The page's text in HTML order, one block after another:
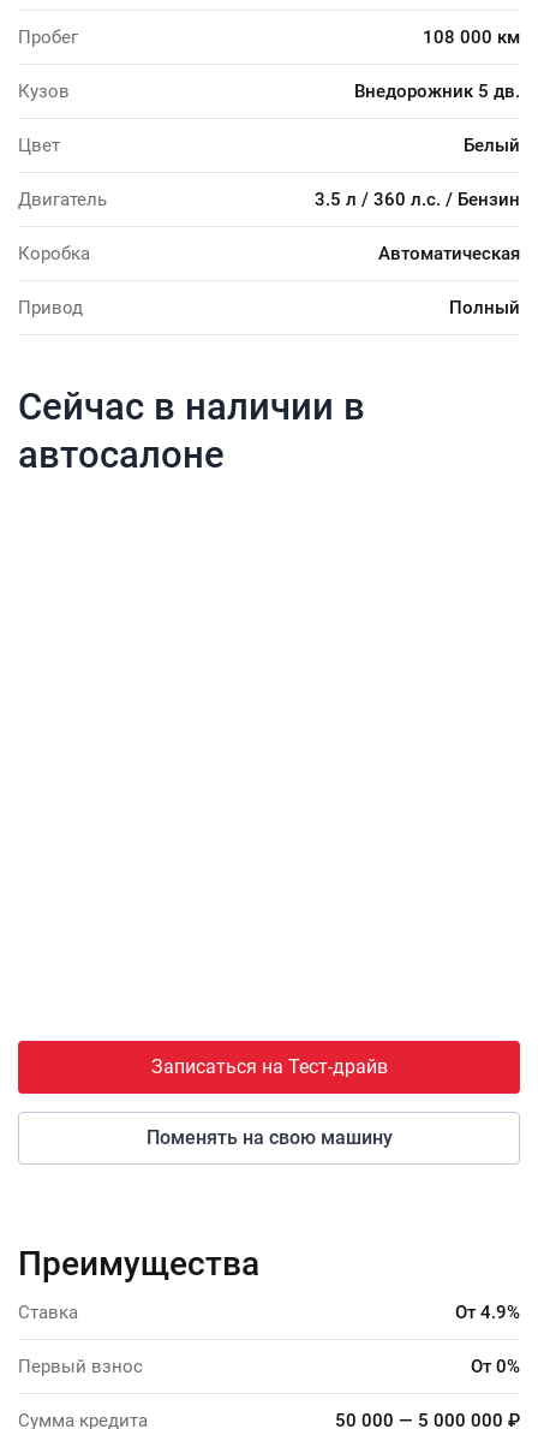
Пробег 108 000 км
Кузов Внедорожник 5 дв.
Цвет Белый
Двигатель 3.5 л / 360 л.с. / Бензин
Коробка Автоматическая
Привод Полный
Сейчас в наличии в
автосалоне
Записаться на Тест-драйв
Поменять на свою машину
Преимущества
Ставка От 4.9%
Первый взнос От 0%
Сумма кредита 50 000 — 5 000 000 ₽